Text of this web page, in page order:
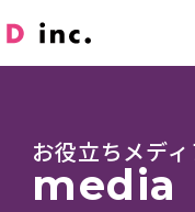
お役立ちメデ
media